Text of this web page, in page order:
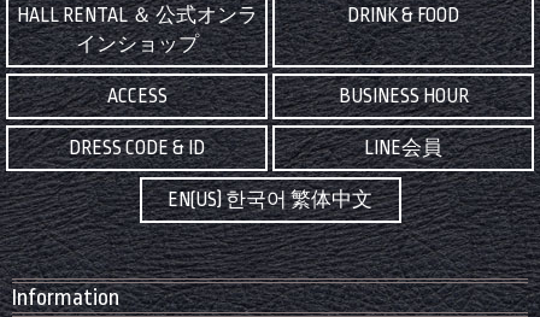
HALL RENTAL ＆ 公式オンラ
インショップ
DRINK & FOOD
ACCESS BUSINESS HOUR
DRESS CODE & ID LINE会員
EN(US) 한국어 繁体中文
Information